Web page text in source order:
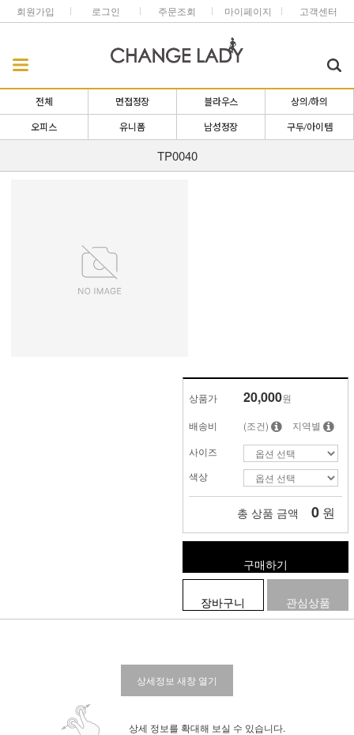
회원가입 로그인 주문조회 마이페이지 고객센터
전체 면접정장 블라우스 상의/하의
오피스 유니폼 남성정장 구두/아이템
TP0040
상품가 20,000원
배송비 (조건)
지역별
사이즈
색상
총 상품 금액 0 원
구매하기
장바구니 관심상품
상세정보 새창 열기
상세 정보를 확대해 보실 수 있습니다.